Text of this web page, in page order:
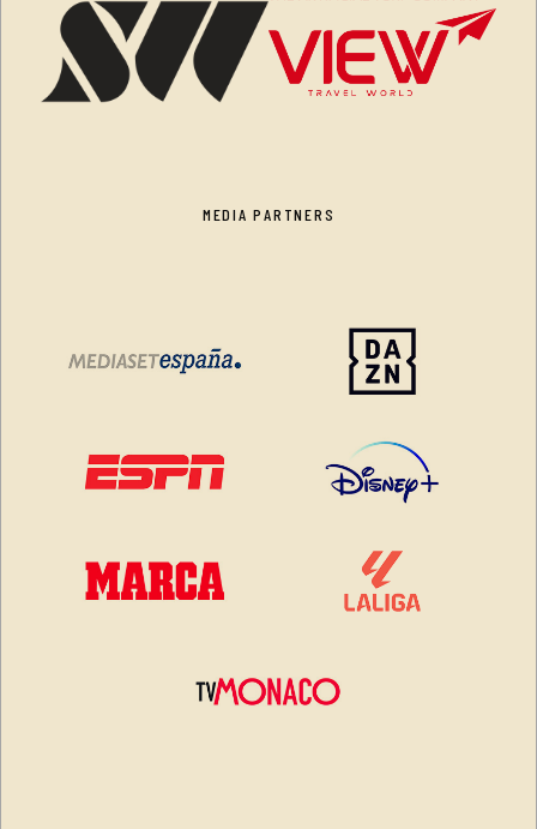
MEDIA PARTNERS